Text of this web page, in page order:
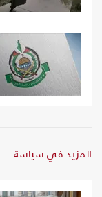
المزيد في سياسة